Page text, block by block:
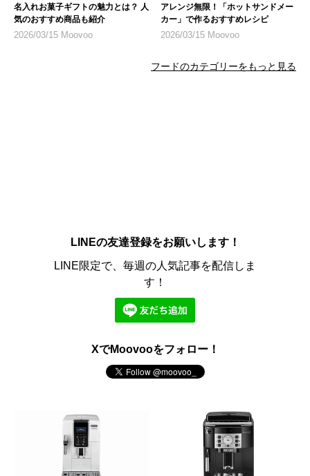
名入れお菓子ギフトの魅力とは？ 人
気のおすすめ商品も紹介
2026/03/15 Moovoo
アレンジ無限！「ホットサンドメー
カー」で作るおすすめレシピ
2026/03/15 Moovoo
フードのカテゴリーをもっと見る
LINEの友達登録をお願いします！
LINE限定で、毎週の人気記事を配信しま
す！
XでMoovooをフォロー！